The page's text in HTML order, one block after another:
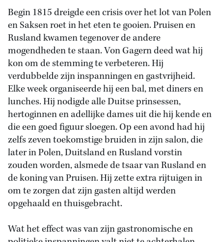
Begin 1815 dreigde een crisis over het lot van Polen
en Saksen roet in het eten te gooien. Pruisen en
Rusland kwamen tegenover de andere
mogendheden te staan. Von Gagern deed wat hij
kon om de stemming te verbeteren. Hij
verdubbelde zijn inspanningen en gastvrijheid.
Elke week organiseerde hij een bal, met diners en
lunches. Hij nodigde alle Duitse prinsessen,
hertoginnen en adellijke dames uit die hij kende en
die een goed figuur sloegen. Op een avond had hij
zelfs zeven toekomstige bruiden in zijn salon, die
later in Polen, Duitsland en Rusland vorstin
zouden worden, alsmede de tsaar van Rusland en
de koning van Pruisen. Hij zette extra rijtuigen in
om te zorgen dat zijn gasten altijd werden
opgehaald en thuisgebracht.
Wat het effect was van zijn gastronomische en